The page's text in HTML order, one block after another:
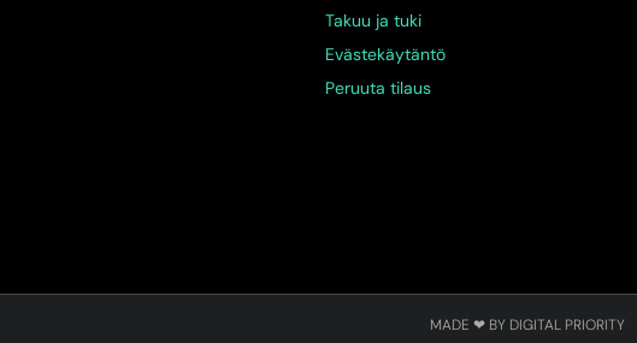
Takuu ja tuki
Evästekäytäntö
Peruuta tilaus
MADE ❤ BY DIGITAL PRIORITY